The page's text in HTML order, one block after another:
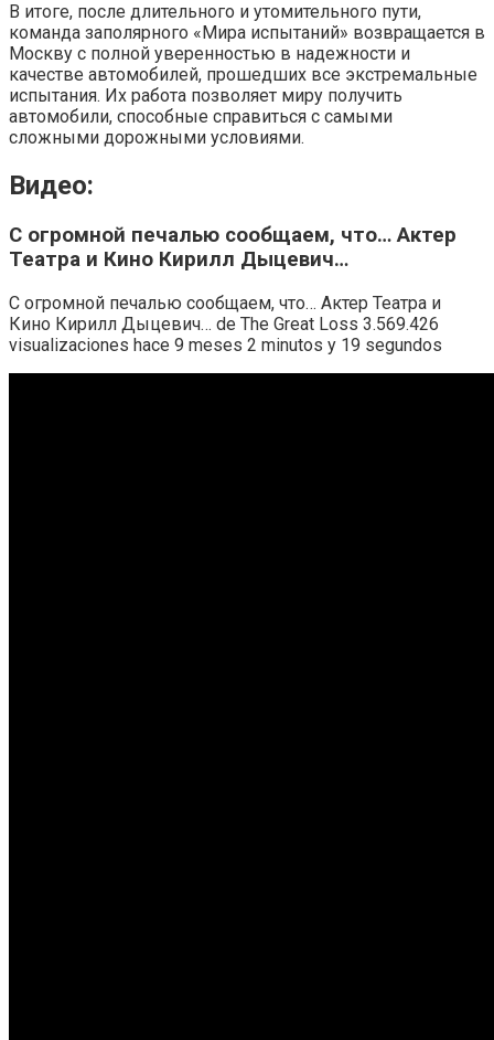
В итоге, после длительного и утомительного пути,
команда заполярного «Мира испытаний» возвращается в
Москву с полной уверенностью в надежности и
качестве автомобилей, прошедших все экстремальные
испытания. Их работа позволяет миру получить
автомобили, способные справиться с самыми
сложными дорожными условиями.
Видео:
С огромной печалью сообщаем, что… Актер
Театра и Кино Кирилл Дыцевич…
С огромной печалью сообщаем, что… Актер Театра и
Кино Кирилл Дыцевич… de The Great Loss 3.569.426
visualizaciones hace 9 meses 2 minutos y 19 segundos